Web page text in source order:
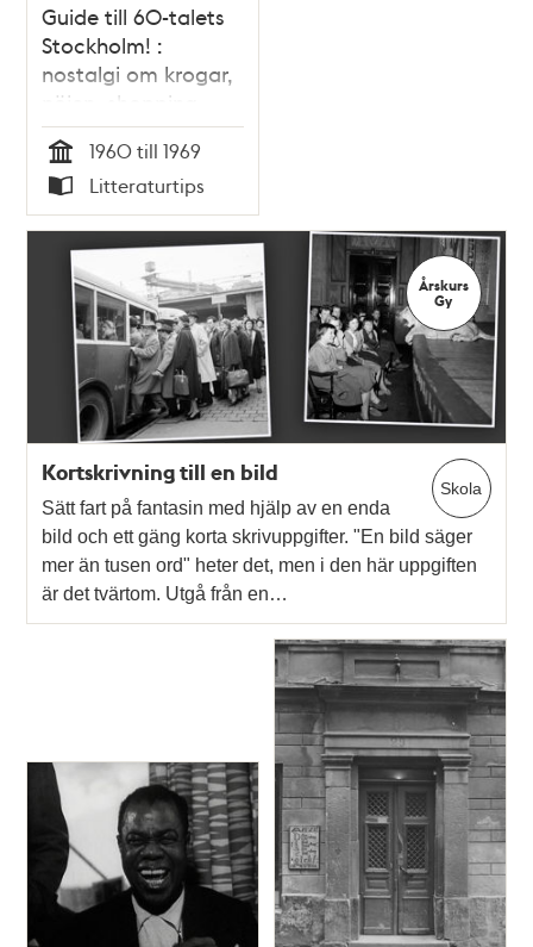
Guide till 60-talets
Stockholm! :
nostalgi om krogar,
nöjen, shopping,
händelser och
människor för inte
så länge sen /
Anders Post, Anders
Gunér
Tid
1960 till 1969
Typ
Litteraturtips
Årskurs
Gy
Skola
Kortskrivning till en bild
Sätt fart på fantasin med hjälp av en enda
bild och ett gäng korta skrivuppgifter. "En bild säger
mer än tusen ord" heter det, men i den här uppgiften
är det tvärtom. Utgå från en…